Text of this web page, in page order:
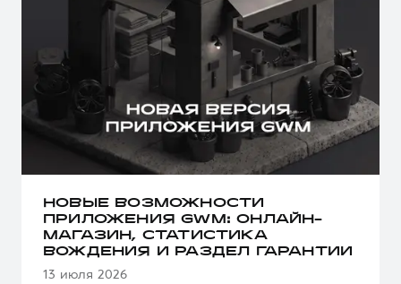
НОВЫЕ ВОЗМОЖНОСТИ
ПРИЛОЖЕНИЯ GWM: ОНЛАЙН-
МАГАЗИН, СТАТИСТИКА
ВОЖДЕНИЯ И РАЗДЕЛ ГАРАНТИИ
13 июля 2026